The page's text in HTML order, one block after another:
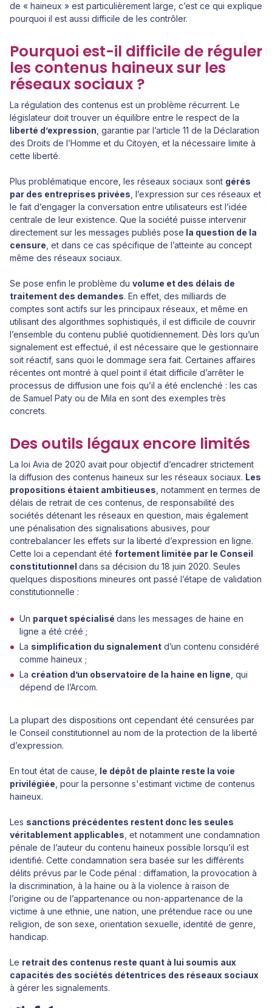
de « haineux » est particulièrement large, c’est ce qui explique
pourquoi il est aussi difficile de les contrôler.
Pourquoi est-il difficile de réguler
les contenus haineux sur les
réseaux sociaux ?
La régulation des contenus est un problème récurrent. Le
législateur doit trouver un équilibre entre le respect de la
liberté d’expression , garantie par l’article 11 de la Déclaration
des Droits de l’Homme et du Citoyen, et la nécessaire limite à
cette liberté.
Plus problématique encore, les réseaux sociaux sont gérés
par des entreprises privées , l’expression sur ces réseaux et
le fait d’engager la conversation entre utilisateurs est l’idée
centrale de leur existence. Que la société puisse intervenir
directement sur les messages publiés pose la question de la
censure , et dans ce cas spécifique de l’atteinte au concept
même des réseaux sociaux.
Se pose enfin le problème du volume et des délais de
traitement des demandes. En effet, des milliards de
comptes sont actifs sur les principaux réseaux, et même en
utilisant des algorithmes sophistiqués, il est difficile de couvrir
l’ensemble du contenu publié quotidiennement. Dès lors qu’un
signalement est effectué, il est nécessaire que le gestionnaire
soit réactif, sans quoi le dommage sera fait. Certaines affaires
récentes ont montré à quel point il était difficile d’arrêter le
processus de diffusion une fois qu’il a été enclenché : les cas
de Samuel Paty ou de Mila en sont des exemples très
concrets.
Des outils légaux encore limités
La loi Avia de 2020 avait pour objectif d’encadrer strictement
la diffusion des contenus haineux sur les réseaux sociaux. Les
propositions étaient ambitieuses , notamment en termes de
délais de retrait de ces contenus, de responsabilité des
sociétés détenant les réseaux en question, mais également
une pénalisation des signalisations abusives, pour
contrebalancer les effets sur la liberté d’expression en ligne.
Cette loi a cependant été fortement limitée par le Conseil
constitutionnel dans sa décision du 18 juin 2020. Seules
quelques dispositions mineures ont passé l’étape de validation
constitutionnelle :
Un parquet spécialisé dans les messages de haine en
ligne a été créé ;
La simplification du signalement d’un contenu considéré
comme haineux ;
La création d’un observatoire de la haine en ligne , qui
dépend de l’Arcom.
La plupart des dispositions ont cependant été censurées par
le Conseil constitutionnel au nom de la protection de la liberté
d’expression.
En tout état de cause, le dépôt de plainte reste la voie
privilégiée , pour la personne s'estimant victime de contenus
haineux.
Les sanctions précédentes restent donc les seules
véritablement applicables , et notamment une condamnation
pénale de l’auteur du contenu haineux possible lorsqu’il est
identifié. Cette condamnation sera basée sur les différents
délits prévus par le Code pénal : diffamation, la provocation à
la discrimination, à la haine ou à la violence à raison de
l’origine ou de l’appartenance ou non-appartenance de la
victime à une ethnie, une nation, une prétendue race ou une
religion, de son sexe, orientation sexuelle, identité de genre,
handicap.
Le retrait des contenus reste quant à lui soumis aux
capacités des sociétés détentrices des réseaux sociaux
à gérer les signalements.